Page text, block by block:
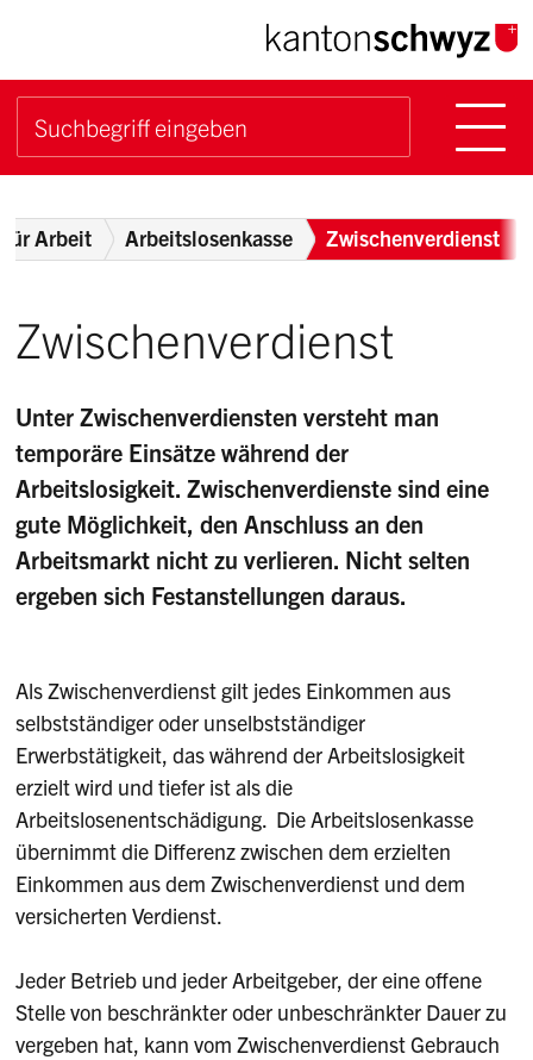
Navigieren im Kanton
Schnellnavigation
Suchbegriff
Breadcrumb
Arbeit Arbeitslosenkasse Zwischenverdienst
Zwischenverdienst
Unter Zwischenverdiensten versteht man
temporäre Einsätze während der
Arbeitslosigkeit. Zwischenverdienste sind eine
gute Möglichkeit, den Anschluss an den
Arbeitsmarkt nicht zu verlieren. Nicht selten
ergeben sich Festanstellungen daraus.
Als Zwischenverdienst gilt jedes Einkommen aus
selbstständiger oder unselbstständiger
Erwerbstätigkeit, das während der Arbeitslosigkeit
erzielt wird und tiefer ist als die
Arbeitslosenentschädigung. Die Arbeitslosenkasse
übernimmt die Differenz zwischen dem erzielten
Einkommen aus dem Zwischenverdienst und dem
versicherten Verdienst.
Jeder Betrieb und jeder Arbeitgeber, der eine offene
Stelle von beschränkter oder unbeschränkter Dauer zu
vergeben hat, kann vom Zwischenverdienst Gebrauch